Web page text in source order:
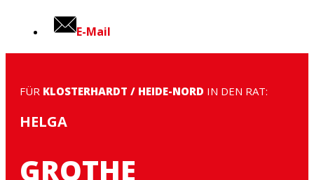
E-Mail
FÜR KLOSTERHARDT / HEIDE-NORD IN DEN RAT:
HELGA
GROTHE